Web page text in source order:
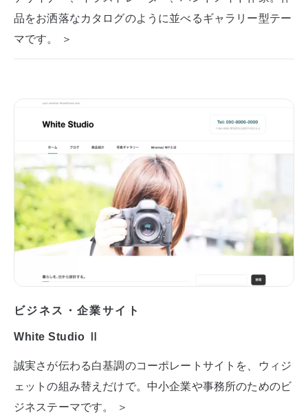
品をお洒落なカタログのように並べるギャラリー型テー
マです。 ＞
ビジネス・企業サイト
White Studio Ⅱ
誠実さが伝わる白基調のコーポレートサイトを、ウィジ
ェットの組み替えだけで。中小企業や事務所のためのビ
ジネステーマです。 ＞